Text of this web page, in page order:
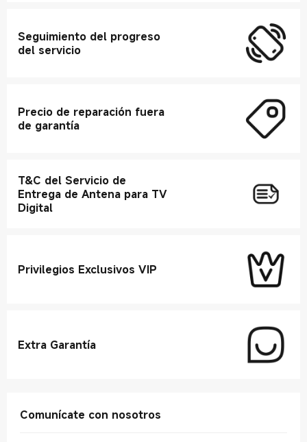
Seguimiento del progreso
del servicio
Precio de reparación fuera
de garantía
T&C del Servicio de
Entrega de Antena para TV
Digital
Privilegios Exclusivos VIP
Extra Garantía
Comunícate con nosotros